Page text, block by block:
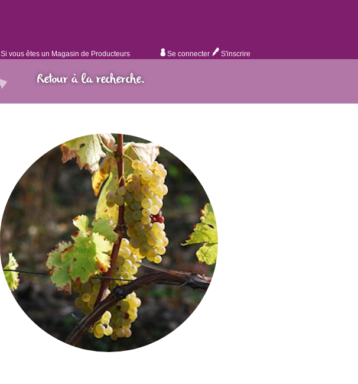
Si vous êtes un Magasin de Producteurs Se connecter S'inscrire
Retour à la recherche.